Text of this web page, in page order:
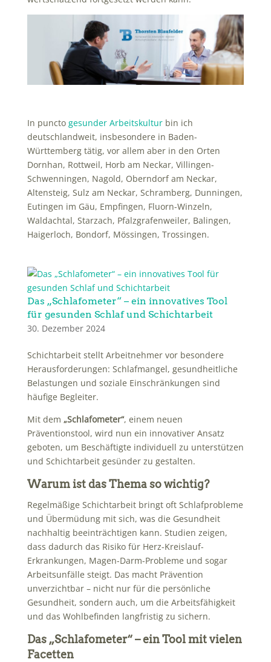
In puncto gesunder Arbeitskulturbin ich
deutschlandweit, insbesondere in Baden-
Württemberg tätig, vor allem aber in den Orten
Dornhan, Rottweil, Horb am Neckar, Villingen-
Schwenningen, Nagold, Oberndorf am Neckar,
Altensteig, Sulz am Neckar, Schramberg, Dunningen,
Eutingen im Gäu, Empfingen, Fluorn-Winzeln,
Waldachtal, Starzach, Pfalzgrafenweiler, Balingen,
Haigerloch, Bondorf, Mössingen, Trossingen.
Das „Schlafometer“ – ein innovatives Tool
für gesunden Schlaf und Schichtarbeit
30. Dezember 2024
Schichtarbeit stellt Arbeitnehmer vor besondere
Herausforderungen: Schlafmangel, gesundheitliche
Belastungen und soziale Einschränkungen sind
häufige Begleiter.
Mit dem „Schlafometer“, einem neuen
Präventionstool, wird nun ein innovativer Ansatz
geboten, um Beschäftigte individuell zu unterstützen
und Schichtarbeit gesünder zu gestalten.
Warum ist das Thema so wichtig?
Regelmäßige Schichtarbeit bringt oft Schlafprobleme
und Übermüdung mit sich, was die Gesundheit
nachhaltig beeinträchtigen kann. Studien zeigen,
dass dadurch das Risiko für Herz-Kreislauf-
Erkrankungen, Magen-Darm-Probleme und sogar
Arbeitsunfälle steigt. Das macht Prävention
unverzichtbar – nicht nur für die persönliche
Gesundheit, sondern auch, um die Arbeitsfähigkeit
und das Wohlbefinden langfristig zu sichern.
Das „Schlafometer“ – ein Tool mit vielen
Facetten